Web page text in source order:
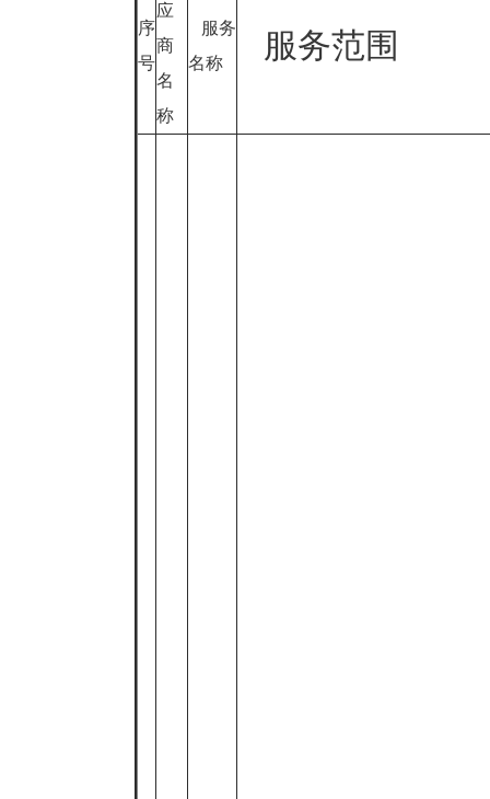
序
号
应
商
名
称
服务
名称
服务范围